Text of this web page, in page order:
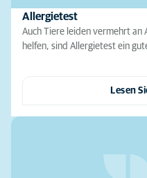
Allergietest
Auch Tiere leiden vermehrt an
helfen, sind Allergietest ein
Lesen